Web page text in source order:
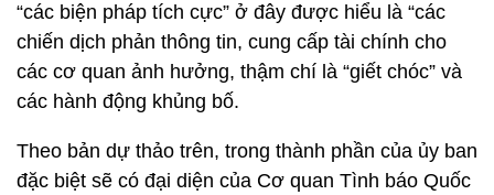
“các biện pháp tích cực” ở đây được hiểu là “các
chiến dịch phản thông tin, cung cấp tài chính cho
các cơ quan ảnh hưởng, thậm chí là “giết chóc” và
các hành động khủng bố.
Theo bản dự thảo trên, trong thành phần của ủy ban
đặc biệt sẽ có đại diện của Cơ quan Tình báo Quốc